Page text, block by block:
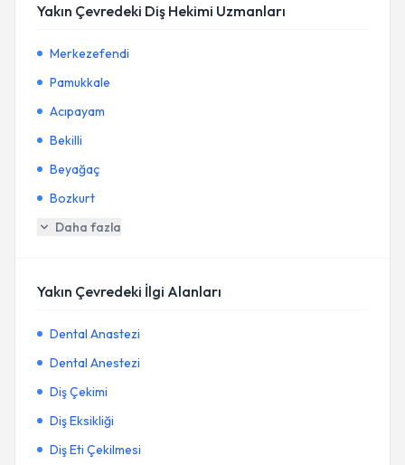
Yakın Çevredeki Diş Hekimi Uzmanları
Merkezefendi
Pamukkale
Acıpayam
Bekilli
Beyağaç
Bozkurt
Daha fazla
Yakın Çevredeki İlgi Alanları
Dental Anastezi
Dental Anestezi
Diş Çekimi
Diş Eksikliği
Diş Eti Çekilmesi